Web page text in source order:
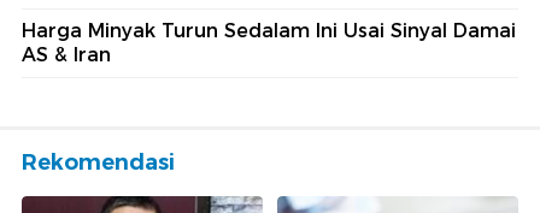
Harga Minyak Turun Sedalam Ini Usai Sinyal Damai
AS & Iran
Rekomendasi